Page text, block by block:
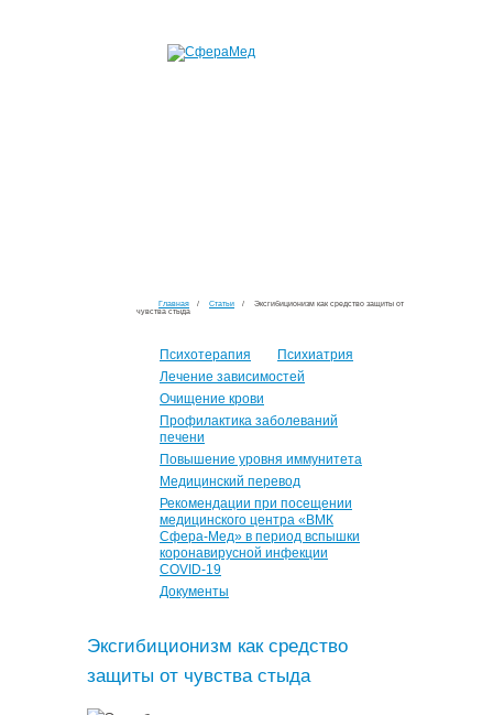
Главная / Статьи /
Эксгибиционизм как средство защиты от
чувства стыда
Психотерапия
Психиатрия
Лечение зависимостей
Очищение крови
Профилактика заболеваний
печени
Повышение уровня иммунитета
Медицинский перевод
Рекомендации при посещении
медицинского центра «ВМК
Сфера-Мед» в период вспышки
коронавирусной инфекции
COVID-19
Документы
Эксгибиционизм как средство
защиты от чувства стыда